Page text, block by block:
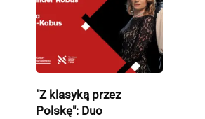
"Z klasyką przez
Polskę": Duo